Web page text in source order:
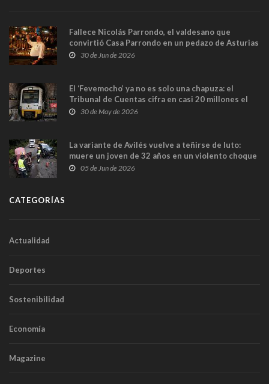
Fallece Nicolás Parrondo, el valdesano que
convirtió Casa Parrondo en un pedazo de Asturias
en Madrid
30 de Jun de 2026
El ‘Fevemocho’ ya no es solo una chapuza: el
Tribunal de Cuentas cifra en casi 20 millones el
sobrecoste de los trenes que no cabían por los
30 de May de 2026
La variante de Avilés vuelve a teñirse de luto:
muere un joven de 32 años en un violento choque
frontal
05 de Jun de 2026
CATEGORÍAS
Actualidad
Deportes
Sostenibilidad
Economía
Magazine